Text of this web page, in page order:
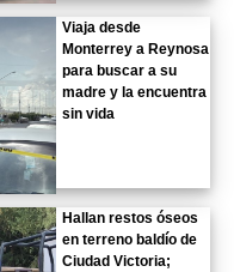
Viaja desde
Monterrey a Reynosa
para buscar a su
madre y la encuentra
sin vida
Hallan restos óseos
en terreno baldío de
Ciudad Victoria;